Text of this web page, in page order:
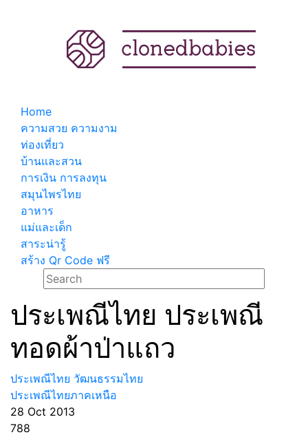
Home
ความสวย ความงาม
ท่องเที่ยว
บ้านและสวน
การเงิน การลงทุน
สมุนไพรไทย
อาหาร
แม่และเด็ก
สาระน่ารู้
สร้าง Qr Code ฟรี
ประเพณีไทย ประเพณี
ทอดผ้าป่าแถว
ประเพณีไทย วัฒนธรรมไทย
ประเพณีไทยภาคเหนือ
28 Oct 2013
788